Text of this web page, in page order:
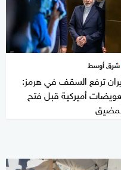
شرق أوسط
ترفع السقف في هرمز:
أميركية قبل فتح